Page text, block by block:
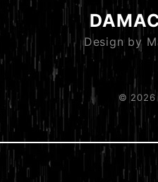
Design by
© 2026